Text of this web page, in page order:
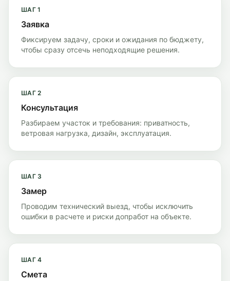
ШАГ1
Заявка
Фиксируем задачу, сроки и ожидания по бюджету,
чтобы сразу отсечь неподходящие решения.
ШАГ2
Консультация
Разбираем участок и требования: приватность,
ветровая нагрузка, дизайн, эксплуатация.
ШАГ 3
Замер
Проводим технический выезд, чтобы исключить
ошибки в расчете и риски допработ на объекте.
ШАГ4
Смета